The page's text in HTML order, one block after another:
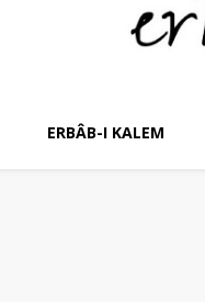
ERBÂB-I KALEM